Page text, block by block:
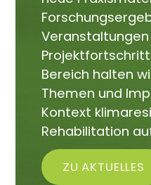
Bereich halten
Themen und
Kontext
Rehabilitation
ZU AKTUELLES